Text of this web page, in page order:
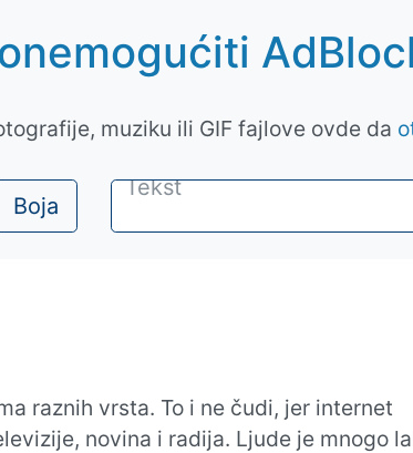
muziku ili GIF fajlove ovde da
Boja
raznih vrsta. To i ne čudi, jer internet
novina i radija. Ljude je mnogo